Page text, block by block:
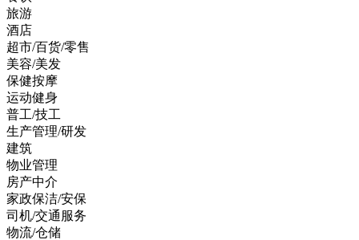
旅游
酒店
超市/百货/零售
美容/美发
保健按摩
运动健身
普工/技工
生产管理/研发
建筑
物业管理
房产中介
家政保洁/安保
司机/交通服务
物流/仓储